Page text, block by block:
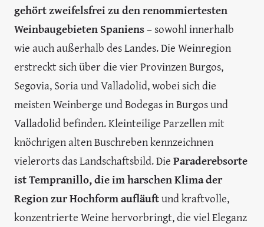
gehört zweifelsfrei zu den renommiertesten
Weinbaugebieten Spaniens– sowohl innerhalb
wie auch außerhalb des Landes. Die Weinregion
erstreckt sich über die vier Provinzen Burgos,
Segovia, Soria und Valladolid, wobei sich die
meisten Weinberge und Bodegas in Burgos und
Valladolid befinden. Kleinteilige Parzellen mit
knöchrigen alten Buschreben kennzeichnen
vielerorts das Landschaftsbild. DieParaderebsorte
ist Tempranillo, die im harschen Klima der
Region zur Hochform aufläuftund kraftvolle,
konzentrierte Weine hervorbringt, die viel Eleganz